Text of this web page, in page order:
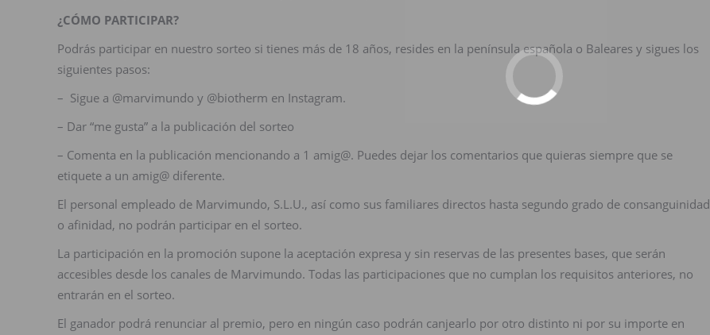
¿CÓMO PARTICIPAR?
Podrás participar en nuestro sorteo si tienes más de 18 años, resides en la península española o Baleares y sigues los
siguientes pasos:
– Sigue a @marvimundo y @biotherm en Instagram.
– Dar “me gusta” a la publicación del sorteo
– Comenta en la publicación mencionando a 1 amig@. Puedes dejar los comentarios que quieras siempre que se
etiquete a un amig@ diferente.
El personal empleado de Marvimundo, S.L.U., así como sus familiares directos hasta segundo grado de consanguinidad
o afinidad, no podrán participar en el sorteo.
La participación en la promoción supone la aceptación expresa y sin reservas de las presentes bases, que serán
accesibles desde los canales de Marvimundo. Todas las participaciones que no cumplan los requisitos anteriores, no
entrarán en el sorteo.
El ganador podrá renunciar al premio, pero en ningún caso podrán canjearlo por otro distinto ni por su importe en